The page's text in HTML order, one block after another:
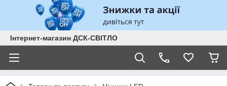
Інтернет-магазин ДСК-СВІТЛО